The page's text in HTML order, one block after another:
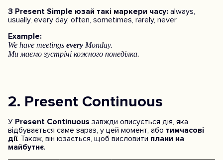
З Present Simple юзай такі маркери часу: always,
usually, every day, often, sometimes, rarely, never
Example:
We have meetings every Monday.
Ми маємо зустрічі кожного понеділка.
2. Present Continuous
У Present Continuous завжди описується дія, яка
відбувається саме зараз, у цей момент, або тимчасові
дії. Також, він юзається, щоб висловити плани на
майбутнє.